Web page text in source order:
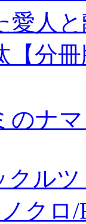
愛人
【分
ナマ
クル
クロ